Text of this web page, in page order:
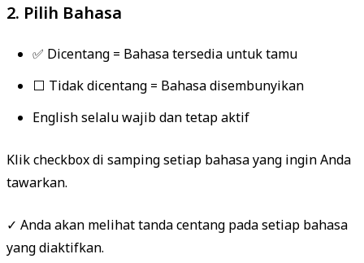
2. Pilih Bahasa
✅ Dicentang = Bahasa tersedia untuk tamu
⬜ Tidak dicentang = Bahasa disembunyikan
English selalu wajib dan tetap aktif
Klik checkbox di samping setiap bahasa yang ingin Anda
tawarkan.
✓ Anda akan melihat tanda centang pada setiap bahasa
yang diaktifkan.